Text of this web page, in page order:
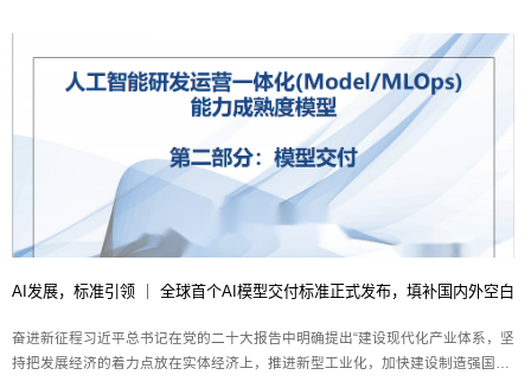
AI发展，标准引领 ｜ 全球首个AI模型交付标准正式发布，填补国内外空白
奋进新征程习近平总书记在党的二十大报告中明确提出“建设现代化产业体系，坚
持把发展经济的着力点放在实体经济上，推进新型工业化，加快建设制造强国、